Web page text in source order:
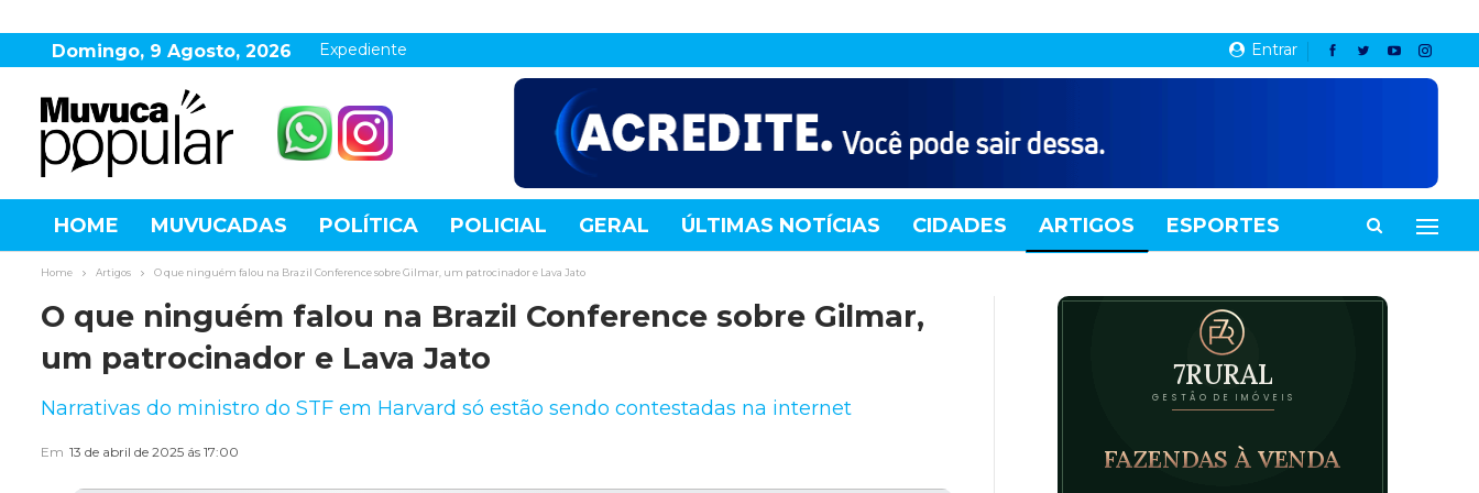
Entrar
Domingo, 9 Agosto, 2026 Expediente
HOME MUVUCADAS POLÍTICA POLICIAL GERAL ÚLTIMAS NOTÍCIAS CIDADES ARTIGOS ESPORTES
AGRONEGÓCIO DESTAQUES ESPORTE MUNDO
Home Artigos O que ninguém falou na Brazil Conference sobre Gilmar, um patrocinador e Lava Jato
O que ninguém falou na Brazil Conference sobre Gilmar,
um patrocinador e Lava Jato
Narrativas do ministro do STF em Harvard só estão sendo contestadas na internet
Em 13 de abril de 2025 ás 17:00